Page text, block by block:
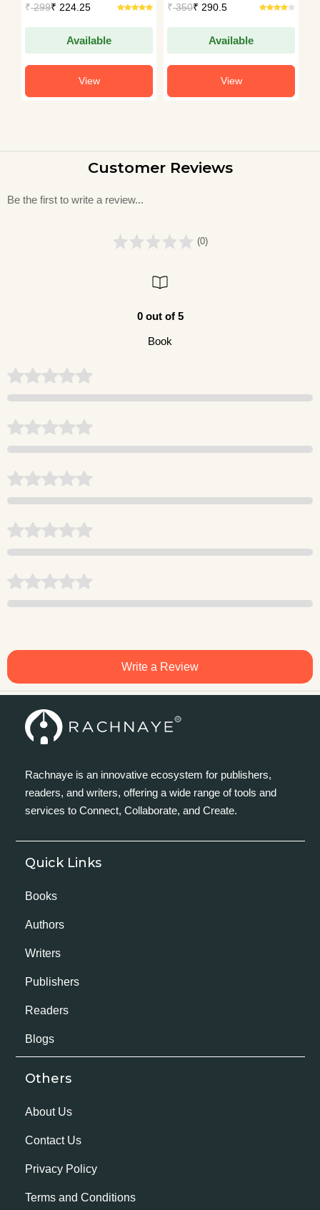
₹299₹ 224.25
Available
View
₹350₹ 290.5
Available
View
Customer Reviews
Be the first to write a review...
(0)
0 out of 5
Book
Write a Review
Rachnaye is an innovative ecosystem for publishers,
readers, and writers, offering a wide range of tools and
services to Connect, Collaborate, and Create.
Quick Links
Books
Authors
Writers
Publishers
Readers
Blogs
Others
About Us
Contact Us
Privacy Policy
Terms and Conditions